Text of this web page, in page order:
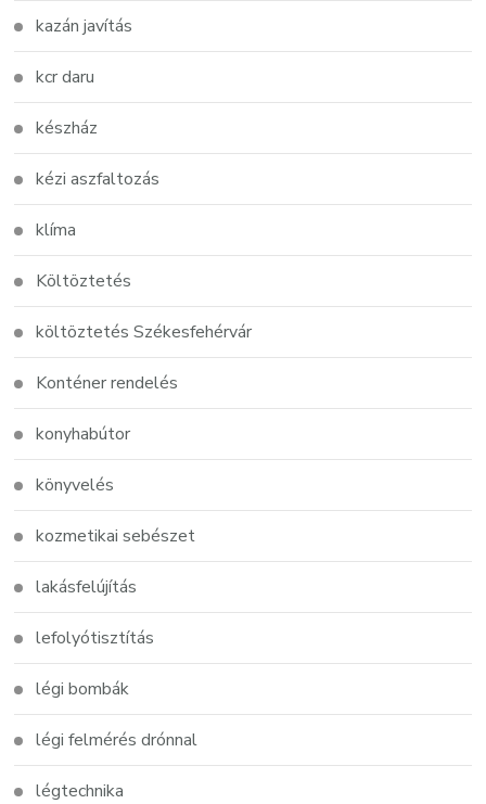
kazán javítás
kcr daru
készház
kézi aszfaltozás
klíma
Költöztetés
költöztetés Székesfehérvár
Konténer rendelés
konyhabútor
könyvelés
kozmetikai sebészet
lakásfelújítás
lefolyótisztítás
légi bombák
légi felmérés drónnal
légtechnika